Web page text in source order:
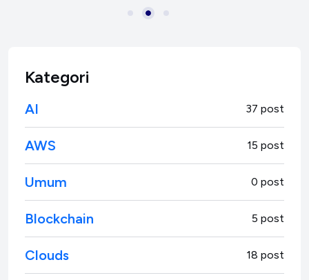
Kategori
AI 37 post
AWS 15 post
Umum 0 post
Blockchain 5 post
Clouds 18 post